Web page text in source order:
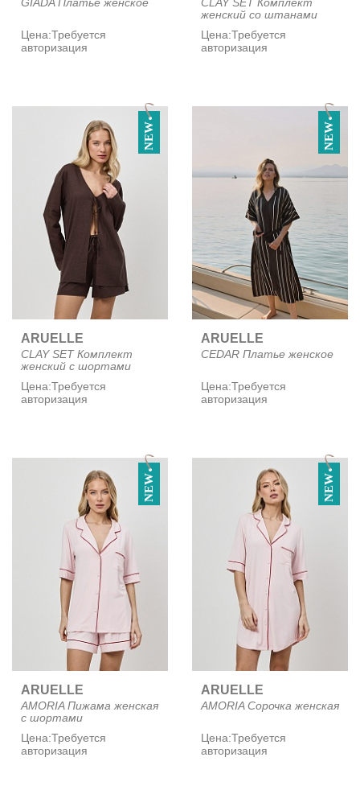
Цена:Требуется
авторизация
женский со штанами
Цена:Требуется
авторизация
NEW
ARUELLE
CLAY SET Комплект
женский с шортами
Цена:Требуется
авторизация
NEW
ARUELLE
CEDAR Платье женское
Цена:Требуется
авторизация
NEW
ARUELLE
AMORIA Пижама женская
с шортами
Цена:Требуется
авторизация
NEW
ARUELLE
AMORIA Сорочка женская
Цена:Требуется
авторизация